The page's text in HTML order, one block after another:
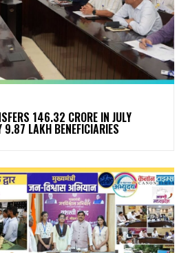
₹146.32 CRORE IN JULY
9.87 LAKH BENEFICIARIES